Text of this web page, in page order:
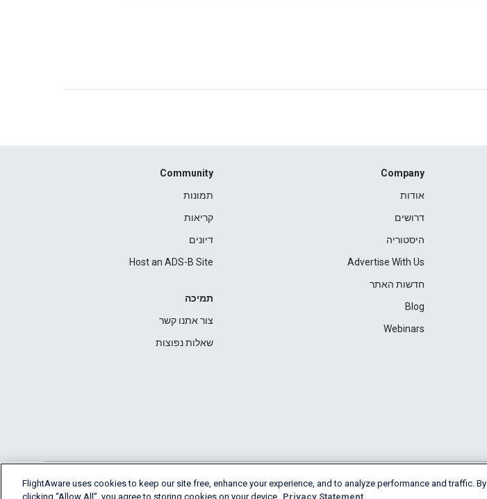
Company
אודות
דרושים
היסטוריה
Advertise With Us
חדשות האתר
Blog
Webinars
Community
תמונות
קריאות
דיונים
Host an ADS-B Site
תמיכה
צור אתנו קשר
שאלות נפוצות
FlightAware uses cookies to keep our site free, enhance your experience, and to analyze performance and traffic. By
clicking “Allow All”, you agree to storing cookies on your device. Privacy Statement